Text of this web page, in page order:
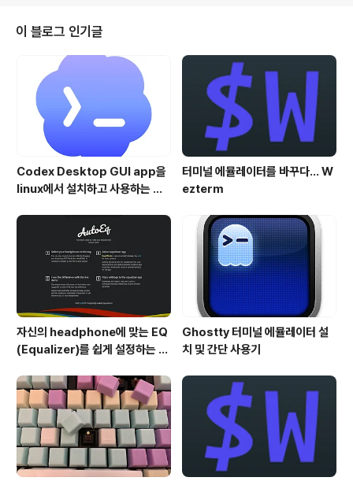
끊어서 사용하기 위해 소량용 spool을 만들기로 하고, 4
개 정도를 출력했습니다. 그 중에 하나를 PETG로 출력을
해 봤는데요..결과물은 아래와 같습니다. 아직 정리 전이라
주변이 어수선하네요..ㅋPETG는 일반적인 광고에서 말하
는 것처럼 ABS와 PLA의 중간쯤에 위치하는 필라멘트로
PLA ..
이 블로그 인기글
Codex Desktop GUI app을
linux에서 설치하고 사용하는 방
터미널 에뮬레이터를 바꾸다... W
ezterm
자신의 headphone에 맞는 EQ
(Equalizer)를 쉽게 설정하는 방
Ghostty 터미널 에뮬레이터 설
치 및 간단 사용기